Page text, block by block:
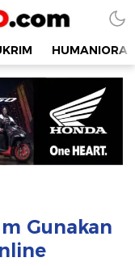
HUMANIORA
Gunakan